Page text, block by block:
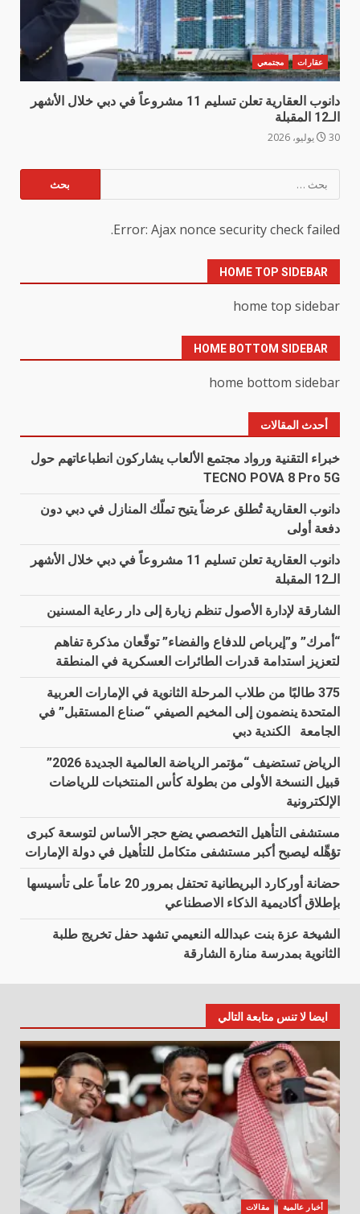
عقارات مجتمعي
دانوب العقارية تعلن تسليم 11 مشروعاً في دبي خلال الأشهر
الـ12 المقبلة
30 يوليو، 2026
عن:
Error: Ajax nonce security check failed.
HOME TOP SIDEBAR
home top sidebar
HOME BOTTOM SIDEBAR
home bottom sidebar
أحدث المقالات
خبراء التقنية ورواد مجتمع الألعاب يشاركون انطباعاتهم حول
TECNO POVA 8 Pro 5G
دانوب العقارية تُطلق عرضاً يتيح تملّك المنازل في دبي دون
دفعة أولى
دانوب العقارية تعلن تسليم 11 مشروعاً في دبي خلال الأشهر
الـ12 المقبلة
الشارقة لإدارة الأصول تنظم زيارة إلى دار رعاية المسنين
“أمرك” و”إيرباص للدفاع والفضاء” توقّعان مذكرة تفاهم
لتعزيز استدامة قدرات الطائرات العسكرية في المنطقة
375 طالبًا من طلاب المرحلة الثانوية في الإمارات العربية
المتحدة ينضمون إلى المخيم الصيفي “صناع المستقبل” في
الجامعة الكندية دبي
الرياض تستضيف “مؤتمر الرياضة العالمية الجديدة 2026”
قبيل النسخة الأولى من بطولة كأس المنتخبات للرياضات
الإلكترونية
مستشفى التأهيل التخصصي يضع حجر الأساس لتوسعة كبرى
تؤهِّله ليصبح أكبر مستشفى متكامل للتأهيل في دولة الإمارات
حضانة أوركارد البريطانية تحتفل بمرور 20 عاماً على تأسيسها
بإطلاق أكاديمية الذكاء الاصطناعي
الشيخة عزة بنت عبدالله النعيمي تشهد حفل تخريج طلبة
الثانوية بمدرسة منارة الشارقة
ايضا لا تنس متابعة التالي
أخبار عالمية مقالات